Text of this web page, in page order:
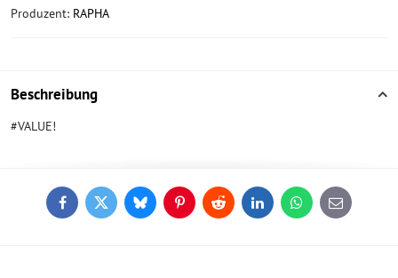
Produzent: RAPHA
Beschreibung
#VALUE!
FacebookTwitterBlueskyPinterestReddit LinkedInWhatsApp
E-
mail